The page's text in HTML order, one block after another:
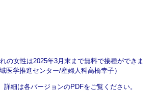
の女性は2025年3月末まで無料で接種ができま
学推進センター/産婦人科高橋幸子）
詳細は各バージョンのPDFをご覧ください。